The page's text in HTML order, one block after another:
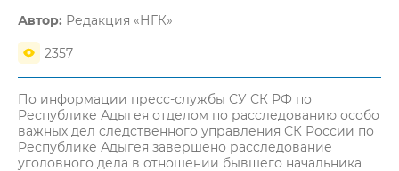
Автор: Редакция «НГК»
2357
По информации пресс-службы СУ СК РФ по
Республике Адыгея отделом по расследованию особо
важных дел следственного управления СК России по
Республике Адыгея завершено расследование
уголовного дела в отношении бывшего начальника